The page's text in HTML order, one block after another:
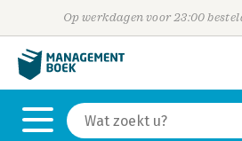
Op werkdagen voor 23:00